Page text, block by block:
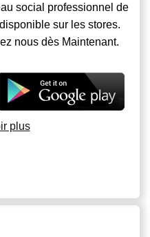
social professionnel de
sur les stores.
nous dès Maintenant.
plus